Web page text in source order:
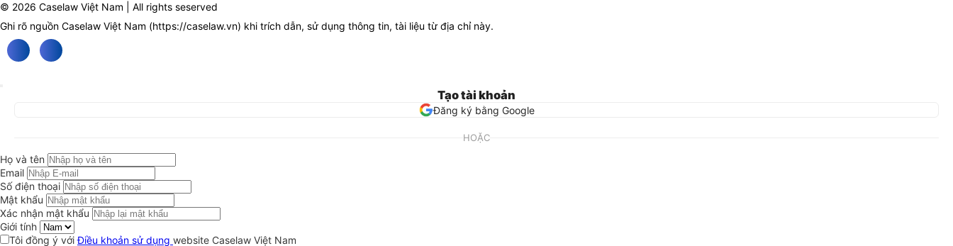
© 2026 Caselaw Việt Nam | All rights seserved
Ghi rõ nguồn Caselaw Việt Nam (https://caselaw.vn) khi trích dẫn, sử dụng thông tin, tài liệu từ địa chỉ này.
Tạo tài khoản
Đăng ký bằng Google
HOẶC
Họ và tên
Email
Số điện thoại
Mật khẩu
Xác nhận mật khẩu
Giới tính
Tôi đồng ý vớiĐiều khoản sử dụng website Caselaw Việt Nam